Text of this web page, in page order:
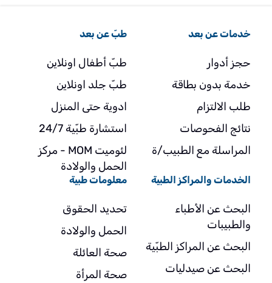
خدمات عن بعد
حجز أدوار
خدمة بدون بطاقة
طلب الالتزام
نتائج الفحوصات
المراسلة مع الطبيب/ة
طبّ عن بعد
طبّ أطفال اونلاين
طبّ جلد اونلاين
ادوية حتى المنزل
استشارة طبّية 24/7
لئوميت MOM - مركز
الحمل والولادة
الخدمات والمراكز الطبية
البحث عن الأطباء
والطبيبات
البحث عن المراكز الطبّية
البحث عن صيدليات
معلومات طبية
تحديد الحقوق
الحمل والولادة
صحة العائلة
صحة المرأة